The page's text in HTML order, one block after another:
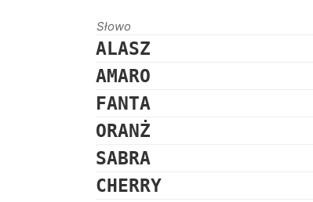
Słowo
ALASZ
AMARO
FANTA
ORANŻ
SABRA
CHERRY